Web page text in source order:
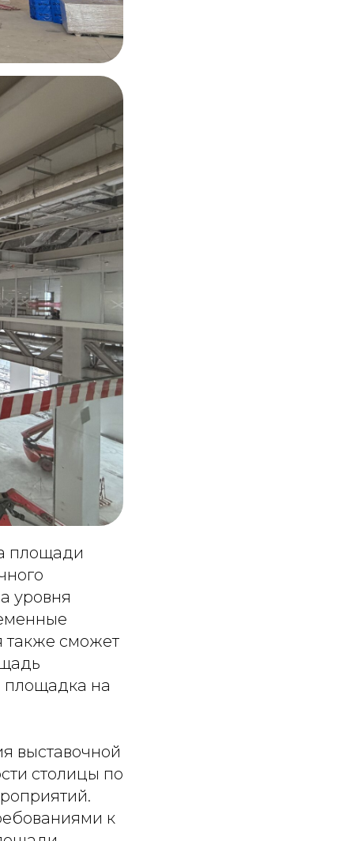
площади
уровня
также сможет
площадка на
выставочной
столицы по
к